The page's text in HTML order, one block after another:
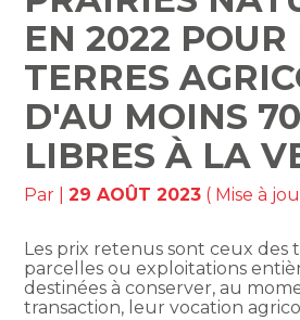
EN 2022 POUR
TERRES
D'AU MOINS
LIBRES À LA
Par |29 AOÛT 2023 ( Mise à
Les prix retenus sont ceux des
parcelles ou exploitations
destinées à conserver, au
transaction, leur vocation